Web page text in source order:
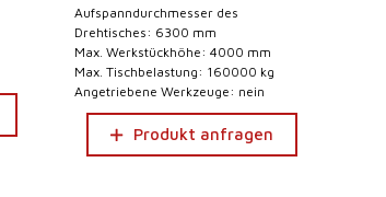
Aufspanndurchmesser des
Drehtisches: 6300 mm
Max. Werkstückhöhe: 4000 mm
Max. Tischbelastung: 160000 kg
Angetriebene Werkzeuge: nein
Produkt anfragen